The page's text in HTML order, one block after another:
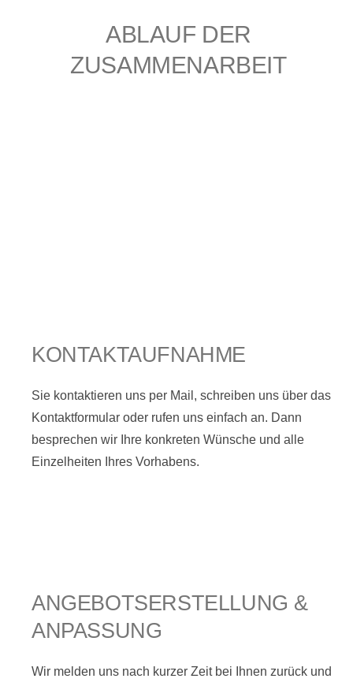
ABLAUF DER
ZUSAMMENARBEIT
KONTAKTAUFNAHME
Sie kontaktieren uns per Mail, schreiben uns über das
Kontaktformular oder rufen uns einfach an. Dann
besprechen wir Ihre konkreten Wünsche und alle
Einzelheiten Ihres Vorhabens.
ANGEBOTSERSTELLUNG &
ANPASSUNG
Wir melden uns nach kurzer Zeit bei Ihnen zurück und